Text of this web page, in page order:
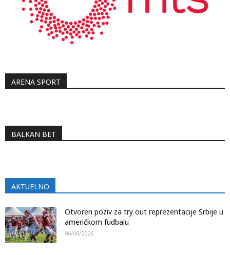
ARENA SPORT
BALKAN BET
AKTUELNO
Otvoren poziv za try out reprezentacije Srbije u
američkom fudbalu
06/08/2026